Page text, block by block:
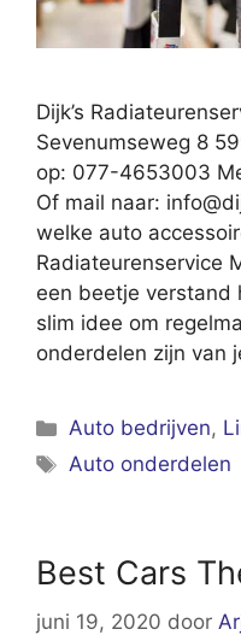
Dijk’s
Sevenumseweg 8
op: 077-4653003
Of mail naar:
welke auto
Radiateurenservice
een beetje verstand
slim idee om
onderdelen zijn van
Categorieën
Auto bedrijven,
Tags
Auto onderdelen
Best Cars
juni 19, 2020 door